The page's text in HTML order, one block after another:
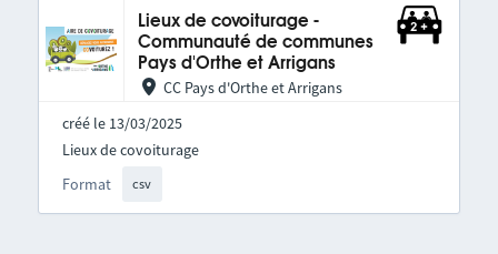
Lieux de covoiturage -
Communauté de communes
Pays d'Orthe et Arrigans
CC Pays d'Orthe et Arrigans
créé le 13/03/2025
Format csv
Lieux de covoiturage